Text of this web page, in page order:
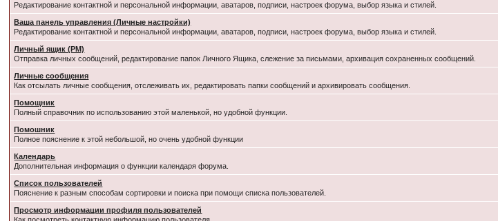
Редактирование контактной и персональной информации, аватаров, подписи, настроек форума, выбор языка и стилей.
Ваша панель управления (Личные настройки)
Редактирование контактной и персональной информации, аватаров, подписи, настроек форума, выбор языка и стилей.
Личный ящик (PM)
Отправка личных сообщений, редактирование папок Личного Ящика, слежение за письмами, архивация сохраненных сообщений.
Личные сообщения
Как отсылать личные сообщения, отслеживать их, редактировать папки сообщений и архивировать сообщения.
Помощник
Полный справочник по использованию этой маленькой, но удобной функции.
Помошник
Полное пояснение к этой небольшой, но очень удобной функции
Календарь
Дополнительная информация о функции календаря форума.
Список пользователей
Пояснение к разным способам сортировки и поиска при помощи списка пользователей.
Просмотр информации профиля пользователей